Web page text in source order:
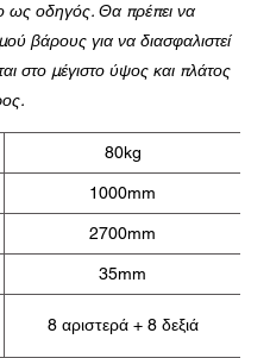
ως οδηγός. Θα πρέπει να
βάρους για να διασφαλιστεί
στο μέγιστο ύψος και πλάτος
80kg
1000mm
2700mm
35mm
8 αριστερά + 8 δεξιά